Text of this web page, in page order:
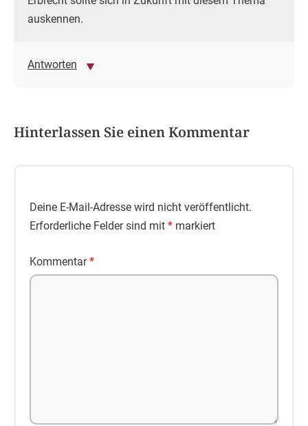
auskennen.
Antworten
Hinterlassen Sie einen Kommentar
Deine E-Mail-Adresse wird nicht veröffentlicht.
Erforderliche Felder sind mit * markiert
Kommentar*